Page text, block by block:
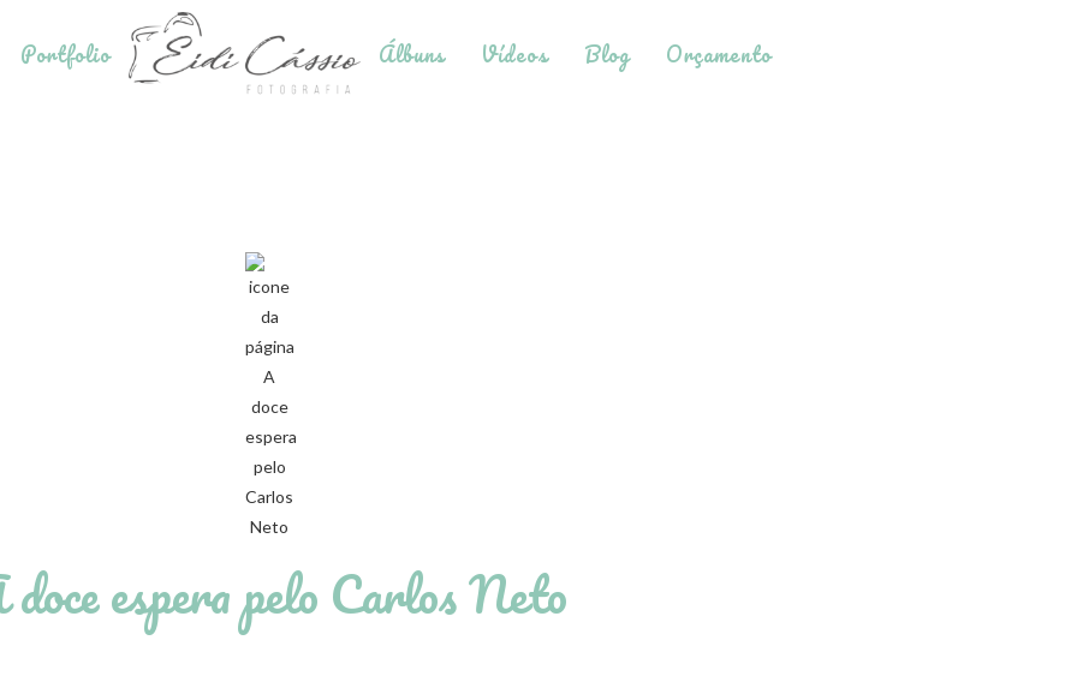
Portfolio Álbuns Vídeos Blog Orçamento
espera pelo Carlos Neto